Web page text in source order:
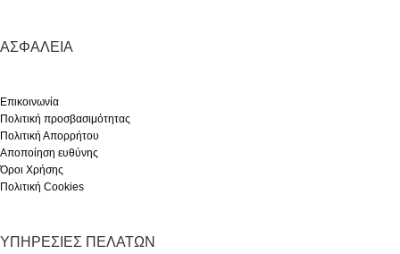
ΑΣΦΆΛΕΙΑ
Επικοινωνία
Πολιτική προσβασιμότητας
Πολιτική Απορρήτου
Αποποίηση ευθύνης
Όροι Χρήσης
Πολιτική Cookies
ΥΠΗΡΕΣΊΕΣ ΠΕΛΑΤΏΝ